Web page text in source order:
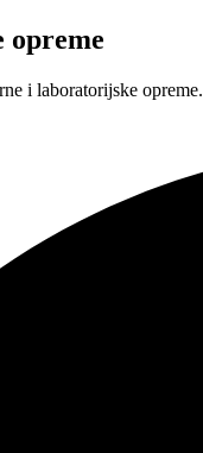
opreme
i laboratorijske opreme.